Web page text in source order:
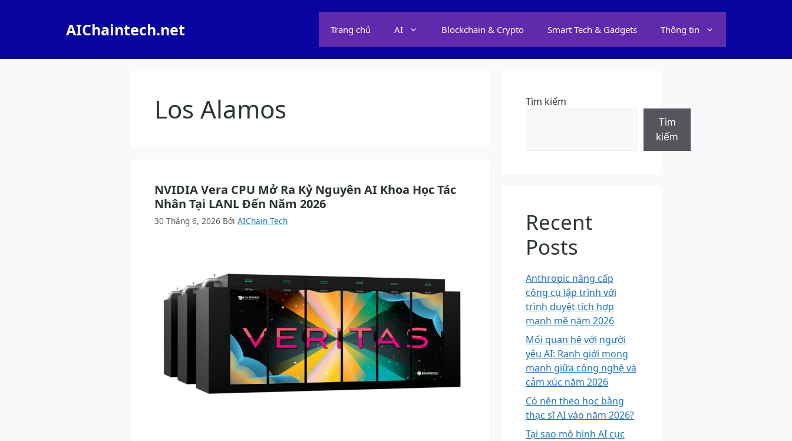
AIChaintech.net Trang chủ AI Blockchain & Crypto Smart Tech & Gadgets Thông tin
Los Alamos
NVIDIA Vera CPU Mở Ra Kỷ Nguyên AI Khoa Học Tác
Nhân Tại LANL Đến Năm 2026
30 Tháng 6, 2026 Bởi AIChain Tech
Tìm kiếm
Tìm
kiếm
Recent
Posts
Anthropic nâng cấp
công cụ lập trình với
trình duyệt tích hợp
mạnh mẽ năm 2026
Mối quan hệ với người
yêu AI: Ranh giới mong
manh giữa công nghệ và
cảm xúc năm 2026
Có nên theo học bằng
thạc sĩ AI vào năm 2026?
Tại sao mô hình AI cục